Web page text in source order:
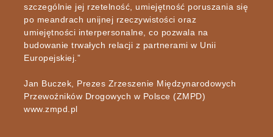
szczególnie jej rzetelność, umiejętność poruszania się
po meandrach unijnej rzeczywistości oraz
umiejętności interpersonalne, co pozwala na
budowanie trwałych relacji z partnerami w Unii
Europejskiej.”
Jan Buczek, Prezes Zrzeszenie Międzynarodowych
Przewoźników Drogowych w Polsce (ZMPD)
www.zmpd.pl